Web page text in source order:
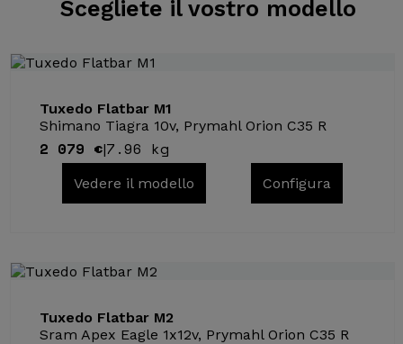
Scegliete ilvostro modello
Tuxedo Flatbar M1
Shimano Tiagra 10v, Prymahl Orion C35 R
2 079 €|7.96 kg
Vedere il modello Configura
Tuxedo Flatbar M2
Sram Apex Eagle 1x12v, Prymahl Orion C35 R